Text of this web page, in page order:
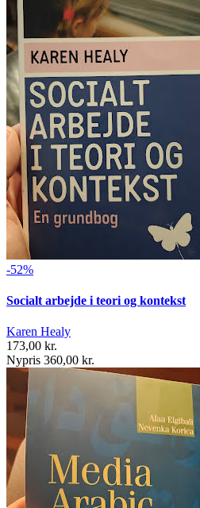
-52%
Socialt arbejde i teori og kontekst
Karen Healy
173,00 kr.
Nypris 360,00 kr.